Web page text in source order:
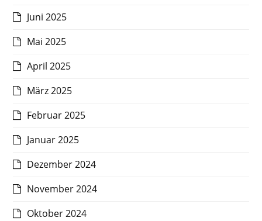
Juni 2025
Mai 2025
April 2025
März 2025
Februar 2025
Januar 2025
Dezember 2024
November 2024
Oktober 2024